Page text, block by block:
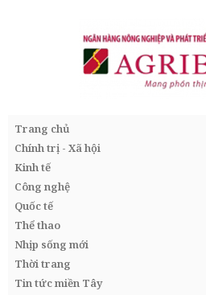
Trang chủ
Chính trị - Xã hội
Kinh tế
Công nghệ
Quốc tế
Thể thao
Nhịp sống mới
Thời trang
Tin tức miền Tây